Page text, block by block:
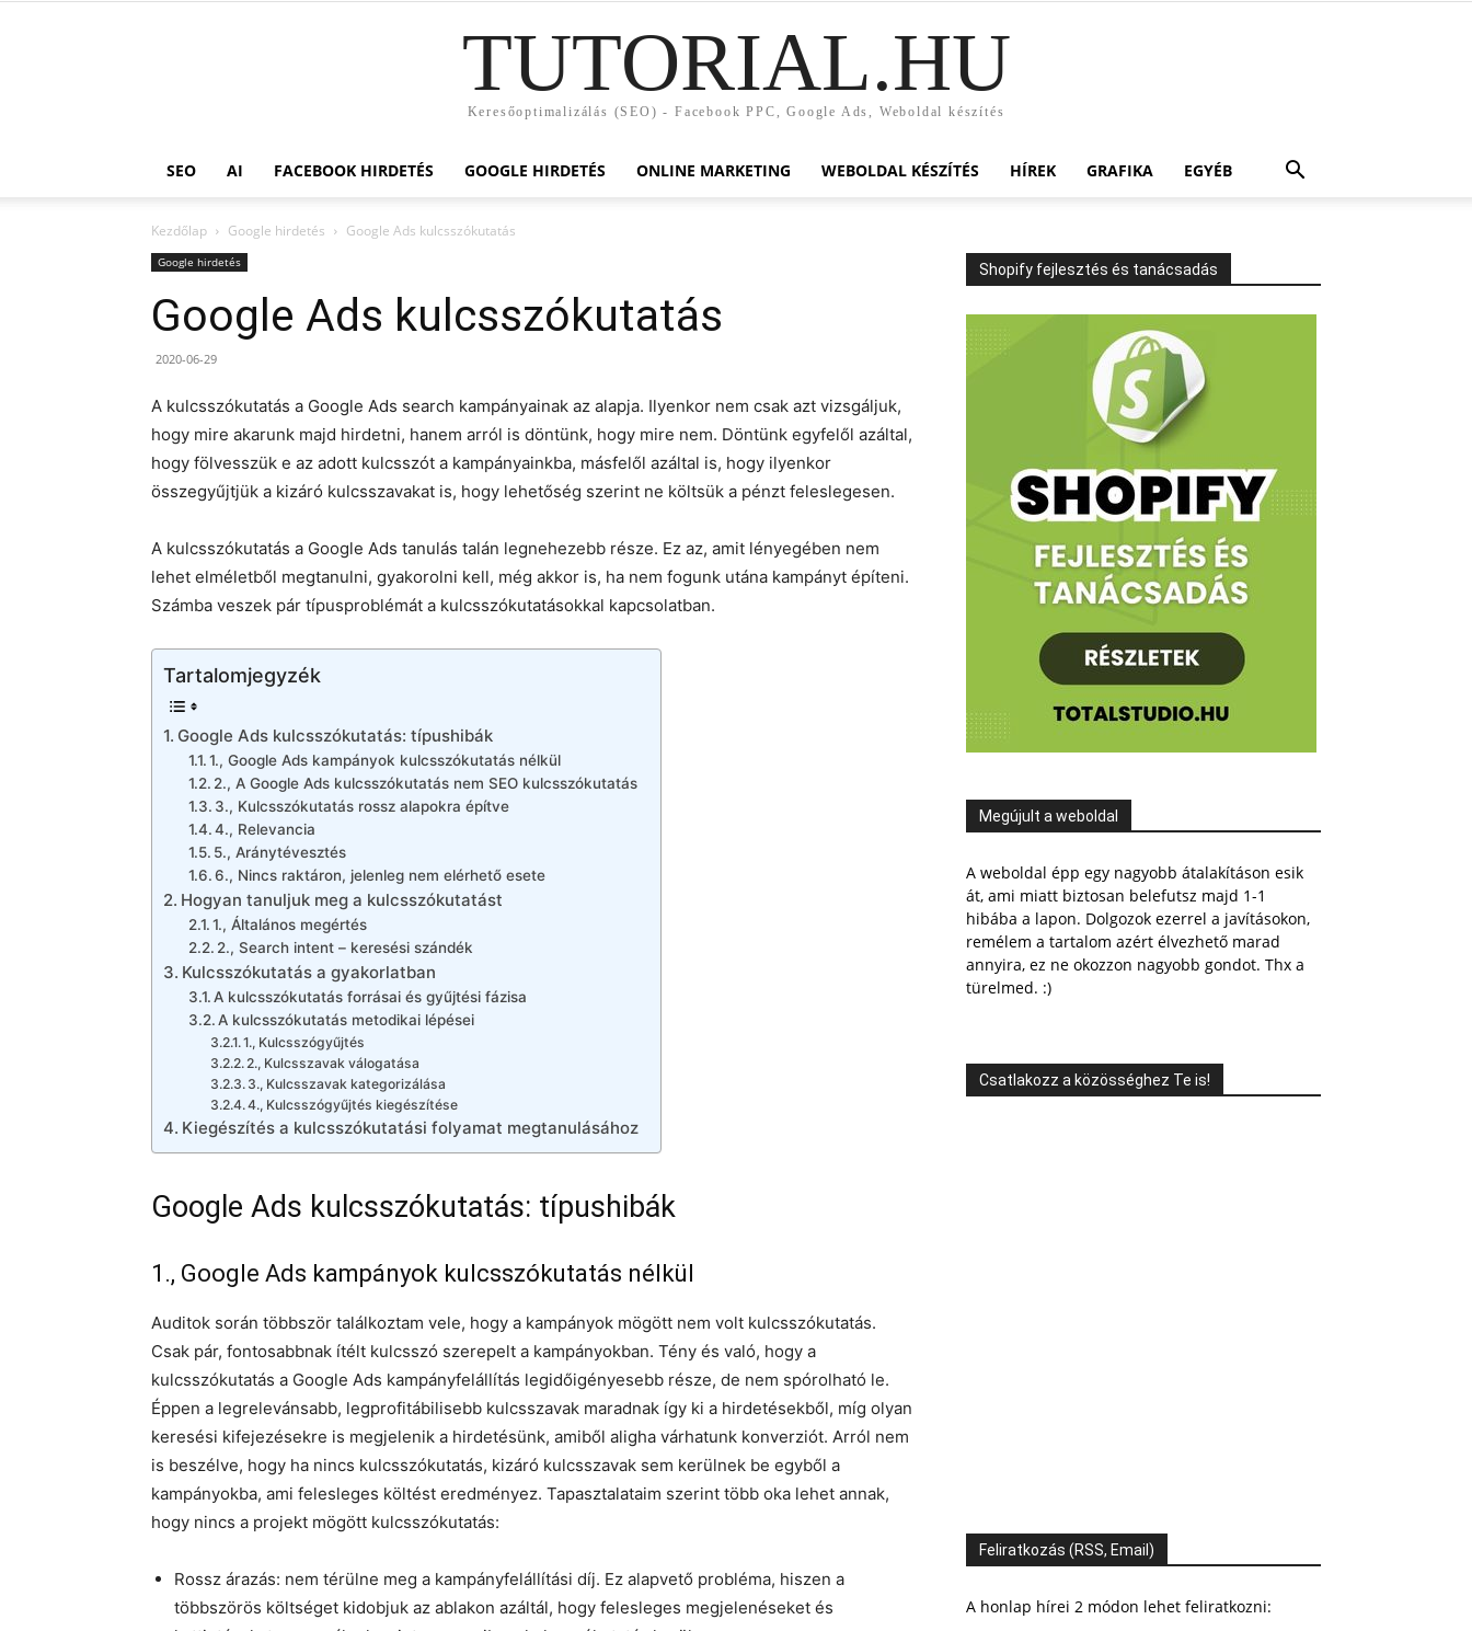
TUTORIAL.HU
Keresőoptimalizálás (SEO) - Facebook PPC, Google Ads, Weboldal készítés
SEO AI FACEBOOK HIRDETÉS GOOGLE HIRDETÉS ONLINE MARKETING WEBOLDAL KÉSZÍTÉS HÍREK GRAFIKA EGYÉB
Kezdőlap Google hirdetés Google Ads kulcsszókutatás
Google hirdetés
Google Ads kulcsszókutatás
2020-06-29
A kulcsszókutatás a Google Ads search kampányainak az alapja. Ilyenkor nem csak azt vizsgáljuk,
hogy mire akarunk majd hirdetni, hanem arról is döntünk, hogy mire nem. Döntünk egyfelől azáltal,
hogy fölvesszük e az adott kulcsszót a kampányainkba, másfelől azáltal is, hogy ilyenkor
összegyűjtjük a kizáró kulcsszavakat is, hogy lehetőség szerint ne költsük a pénzt feleslegesen.
A kulcsszókutatás a Google Ads tanulás talán legnehezebb része. Ez az, amit lényegében nem
lehet elméletből megtanulni, gyakorolni kell, még akkor is, ha nem fogunk utána kampányt építeni.
Számba veszek pár típusproblémát a kulcsszókutatásokkal kapcsolatban.
Tartalomjegyzék
Google Ads kulcsszókutatás: típushibák
1., Google Ads kampányok kulcsszókutatás nélkül
2., A Google Ads kulcsszókutatás nem SEO kulcsszókutatás
3., Kulcsszókutatás rossz alapokra építve
4., Relevancia
5., Aránytévesztés
6., Nincs raktáron, jelenleg nem elérhető esete
Hogyan tanuljuk meg a kulcsszókutatást
1., Általános megértés
2., Search intent – keresési szándék
Kulcsszókutatás a gyakorlatban
A kulcsszókutatás forrásai és gyűjtési fázisa
A kulcsszókutatás metodikai lépései
1., Kulcsszógyűjtés
2., Kulcsszavak válogatása
3., Kulcsszavak kategorizálása
4., Kulcsszógyűjtés kiegészítése
Kiegészítés a kulcsszókutatási folyamat megtanulásához
Google Ads kulcsszókutatás: típushibák
1., Google Ads kampányok kulcsszókutatás nélkül
Auditok során többször találkoztam vele, hogy a kampányok mögött nem volt kulcsszókutatás.
Csak pár, fontosabbnak ítélt kulcsszó szerepelt a kampányokban. Tény és való, hogy a
kulcsszókutatás a Google Ads kampányfelállítás legidőigényesebb része, de nem spórolható le.
Éppen a legrelevánsabb, legprofitábilisebb kulcsszavak maradnak így ki a hirdetésekből, míg olyan
keresési kifejezésekre is megjelenik a hirdetésünk, amiből aligha várhatunk konverziót. Arról nem
is beszélve, hogy ha nincs kulcsszókutatás, kizáró kulcsszavak sem kerülnek be egyből a
kampányokba, ami felesleges költést eredményez. Tapasztalataim szerint több oka lehet annak,
hogy nincs a projekt mögött kulcsszókutatás:
Rossz árazás: nem térülne meg a kampányfelállítási díj. Ez alapvető probléma, hiszen a
többszörös költséget kidobjuk az ablakon azáltál, hogy felesleges megjelenéseket és
Shopify fejlesztés és tanácsadás
Megújult a weboldal
A weboldal épp egy nagyobb átalakításon esik
át, ami miatt biztosan belefutsz majd 1-1
hibába a lapon. Dolgozok ezerrel a javításokon,
remélem a tartalom azért élvezhető marad
annyira, ez ne okozzon nagyobb gondot. Thx a
türelmed. :)
Csatlakozz a közösséghez Te is!
Feliratkozás (RSS, Email)
A honlap hírei 2 módon lehet feliratkozni: